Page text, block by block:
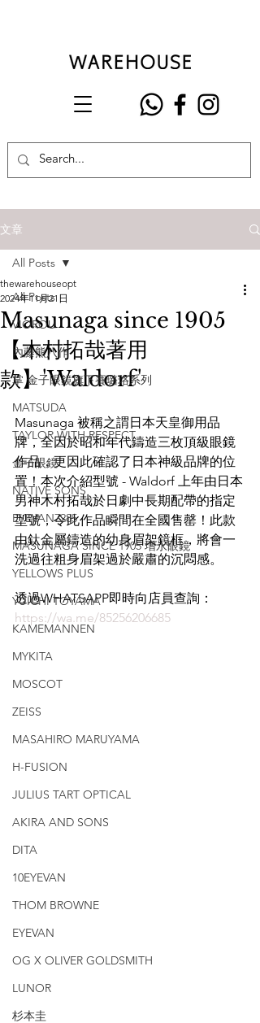
文章
All Posts
VIOROU
內藤熊八作
掌 金子眼鏡旗下賽璐珞系列
MATSUDA
TAYLOR WITH RESPECT
金子眼鏡
NATIVE SONS
EYEVAN7285
MASUNAGA SINCE 1905 增永眼鏡
YELLOWS PLUS
YUICHI TOYAMA
KAMEMANNEN
MYKITA
MOSCOT
ZEISS
MASAHIRO MARUYAMA
H-FUSION
JULIUS TART OPTICAL
AKIRA AND SONS
DITA
10EYEVAN
THOM BROWNE
EYEVAN
OG X OLIVER GOLDSMITH
LUNOR
杉本圭
All Posts
Masunaga since 1905
【木村拓哉著用
款】'Waldorf'
thewarehouseopt
2024年11月21日
Masunaga 被稱之謂日本天皇御用品
牌，全因於昭和年代鑄造三枚頂級眼鏡
作品，更因此確認了日本神級品牌的位
置！本次介紹型號 - Waldorf 上年由日本
男神木村拓哉於日劇中長期配帶的指定
型號，令此作品瞬間在全國售罄！此款
由鈦金屬鑄造的幼身眉架鏡框，將會一
洗過往粗身眉架過於嚴肅的沉悶感。
透過WHATSAPP即時向店員查詢：
https://wa.me/85256206685